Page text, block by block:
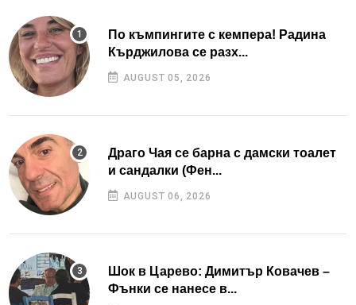
По къмпингите с кемпера! Радина
Кърджилова се разх...
AUGUST 05, 2026
Драго Чая се барна с дамски тоалет
и сандалки (Фен...
AUGUST 06, 2026
Шок в Царево: Димитър Ковачев –
Фънки се нанесе в...